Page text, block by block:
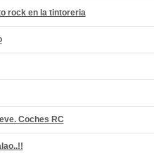
rock en la tintoreria
Coches RC